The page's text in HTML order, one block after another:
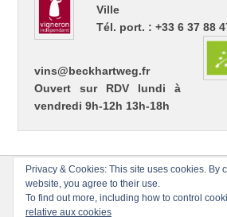
Ville
Tél. port. : +33 6 37 88
vins@beckhartweg.fr
Ouvert sur RDV lundi à
vendredi 9h-12h 13h-18h
Privacy & Cookies: This site uses cookies. By
website, you agree to their use.
To find out more, including how to control
relative aux cookies